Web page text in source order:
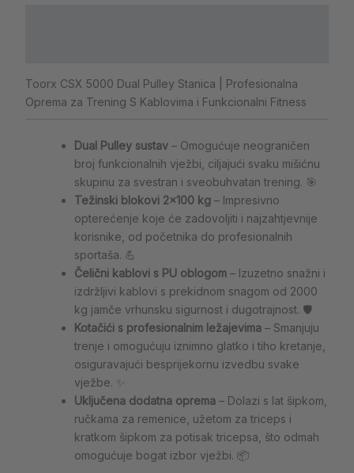
Toorx CSX 5000 Dual Pulley Stanica | Profesionalna
Oprema za Trening S Kablovima i Funkcionalni Fitness
Dual Pulley sustav – Omogućuje neograničen
broj funkcionalnih vježbi, ciljajući svaku mišićnu
skupinu za svestran i sveobuhvatan trening. 🎯
Težinski blokovi 2×100 kg – Impresivno
opterećenje koje će zadovoljiti i najzahtjevnije
korisnike, od početnika do profesionalnih
sportaša. 💪
Čelični kablovi s PU oblogom – Izuzetno snažni i
izdržljivi kablovi s prekidnom snagom od 2000
kg jamče vrhunsku sigurnost i dugotrajnost. 🛡️
Kotačići s profesionalnim ležajevima – Smanjuju
trenje i omogućuju iznimno glatko i tiho kretanje,
osiguravajući besprijekornu izvedbu svake
vježbe. ✨
Uključena dodatna oprema – Dolazi s lat šipkom,
ručkama za remenice, užetom za triceps i
kratkom šipkom za potisak tricepsa, što odmah
omogućuje bogat izbor vježbi. 📦